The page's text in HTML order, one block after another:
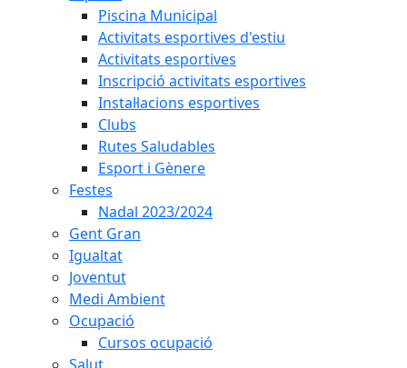
Piscina Municipal
Activitats esportives d'estiu
Activitats esportives
Inscripció activitats esportives
Instal·lacions esportives
Clubs
Rutes Saludables
Esport i Gènere
Festes
Nadal 2023/2024
Gent Gran
Igualtat
Joventut
Medi Ambient
Ocupació
Cursos ocupació